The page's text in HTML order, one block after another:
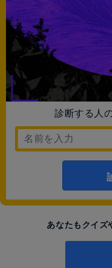
診断する人
あなたもクイズ